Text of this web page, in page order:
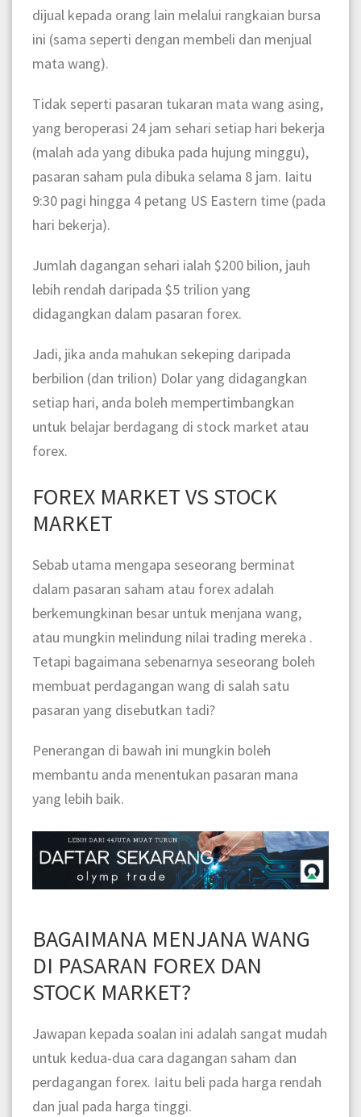
dijual kepada orang lain melalui rangkaian bursa
ini (sama seperti dengan membeli dan menjual
mata wang).
Tidak seperti pasaran tukaran mata wang asing,
yang beroperasi 24 jam sehari setiap hari bekerja
(malah ada yang dibuka pada hujung minggu),
pasaran saham pula dibuka selama 8 jam. Iaitu
9:30 pagi hingga 4 petang US Eastern time (pada
hari bekerja).
Jumlah dagangan sehari ialah $200 bilion, jauh
lebih rendah daripada $5 trilion yang
didagangkan dalam pasaran forex.
Jadi, jika anda mahukan sekeping daripada
berbilion (dan trilion) Dolar yang didagangkan
setiap hari, anda boleh mempertimbangkan
untuk belajar berdagang di stock market atau
forex.
FOREX MARKET VS STOCK
MARKET
Sebab utama mengapa seseorang berminat
dalam pasaran saham atau forex adalah
berkemungkinan besar untuk menjana wang,
atau mungkin melindung nilai trading mereka .
Tetapi bagaimana sebenarnya seseorang boleh
membuat perdagangan wang di salah satu
pasaran yang disebutkan tadi?
Penerangan di bawah ini mungkin boleh
membantu anda menentukan pasaran mana
yang lebih baik.
BAGAIMANA MENJANA WANG
DI PASARAN FOREX DAN
STOCK MARKET?
Jawapan kepada soalan ini adalah sangat mudah
untuk kedua-dua cara dagangan saham dan
perdagangan forex. Iaitu beli pada harga rendah
dan jual pada harga tinggi.